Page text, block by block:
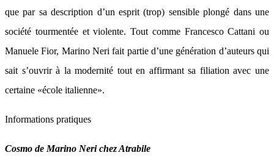
que par sa description d’un esprit (trop) sensible plongé dans une
société tourmentée et violente. Tout comme Francesco Cattani ou
Manuele Fior, Marino Neri fait partie d’une génération d’auteurs qui
sait s’ouvrir à la modernité tout en affirmant sa filiation avec une
certaine «école italienne».
Informations pratiques
Cosmo de Marino Neri chez Atrabile